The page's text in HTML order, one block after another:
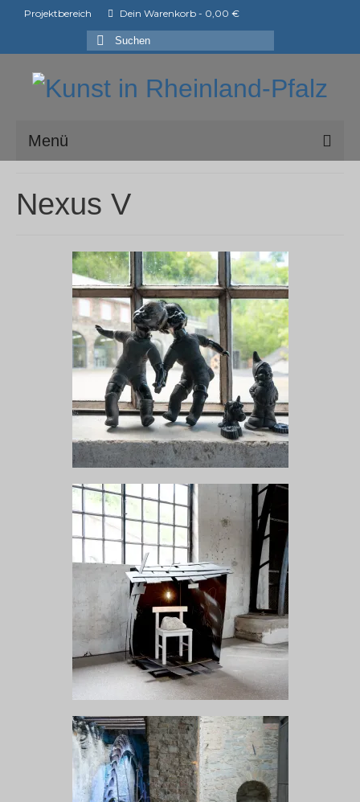
Projektbereich Dein Warenkorb - 0,00 €
Suchen
Menü
Mitglieder der ark e.V.
Ausstellungen
ArtShopper®
Nexus V